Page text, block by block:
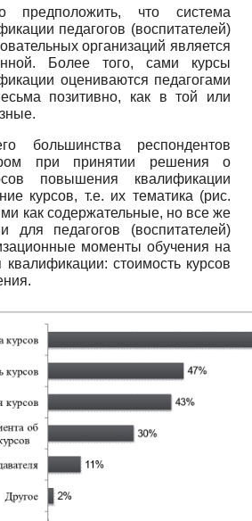
что система
педагогов (воспитателей)
организаций является
Более того, сами курсы
оцениваются педагогами
позитивно, как в той или
большинства респондентов
при принятии решения о
повышения квалификации
курсов, т.е. их тематика (рис.
как содержательные, но все же
для педагогов (воспитателей)
моменты обучения на
стоимость курсов